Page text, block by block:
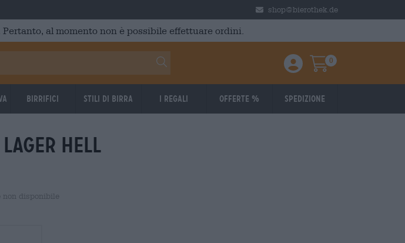
shop@bierothek.de
al momento non è possibile effettuare ordini.
Einloggen / Anmelden
Warenkorb
0
Birrifici Stili di birra I regali Offerte % Spedizione
hell
non disponibile